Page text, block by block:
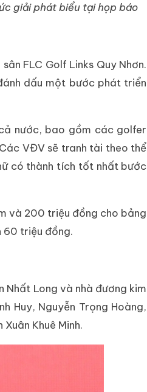
giải phát biểu tại họp báo
FLC Golf Links Quy Nhơn.
dấu một bước phát triển
nước, bao gồm các golfer
VĐV sẽ tranh tài theo thể
có thành tích tốt nhất bước
và 200 triệu đồng cho bảng
60 triệu đồng.
Nhất Long và nhà đương kim
Huy, Nguyễn Trọng Hoàng,
Khuê Minh.